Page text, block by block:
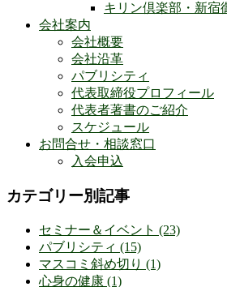
キリン倶楽部・新宿
会社案内
会社概要
会社沿革
パブリシティ
代表取締役プロフィール
代表者著書のご紹介
スケジュール
お問合せ・相談窓口
入会申込
カテゴリー別記事
セミナー＆イベント (23)
パブリシティ (15)
マスコミ斜め切り (1)
心身の健康 (1)